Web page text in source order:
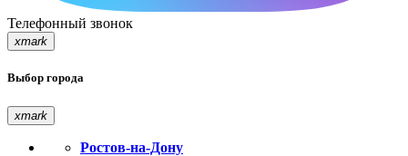
Телефонный звонок
xmark
Выбор города
xmark
Ростов-на-Дону